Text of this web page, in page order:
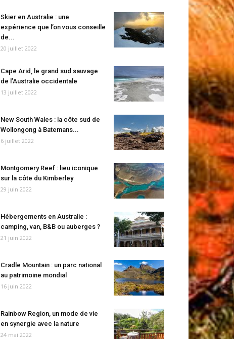
Skier en Australie : une
expérience que l’on vous conseille
de...
20 juillet 2022
Cape Arid, le grand sud sauvage
de l’Australie occidentale
13 juillet 2022
New South Wales : la côte sud de
Wollongong à Batemans...
6 juillet 2022
Montgomery Reef : lieu iconique
sur la côte du Kimberley
29 juin 2022
Hébergements en Australie :
camping, van, B&B ou auberges ?
21 juin 2022
Cradle Mountain : un parc national
au patrimoine mondial
16 juin 2022
Rainbow Region, un mode de vie
en synergie avec la nature
24 mai 2022